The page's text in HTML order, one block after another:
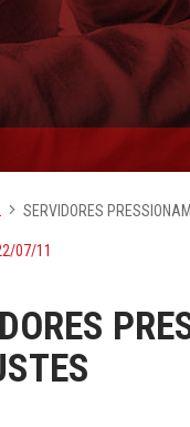
SERVIDORES
07/11